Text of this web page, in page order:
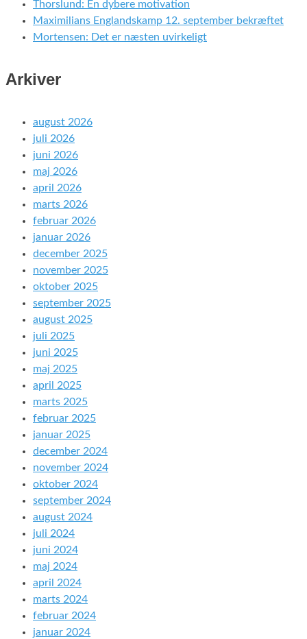
Thorslund: En dybere motivation
Maximilians Englandskamp 12. september bekræftet
Mortensen: Det er næsten uvirkeligt
Arkiver
august 2026
juli 2026
juni 2026
maj 2026
april 2026
marts 2026
februar 2026
januar 2026
december 2025
november 2025
oktober 2025
september 2025
august 2025
juli 2025
juni 2025
maj 2025
april 2025
marts 2025
februar 2025
januar 2025
december 2024
november 2024
oktober 2024
september 2024
august 2024
juli 2024
juni 2024
maj 2024
april 2024
marts 2024
februar 2024
januar 2024